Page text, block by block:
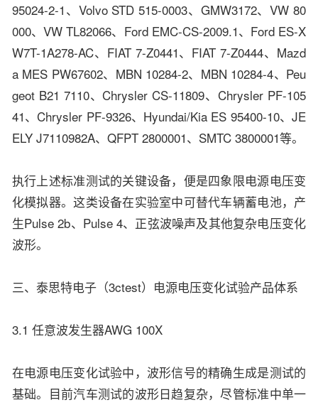
95024-2-1、Volvo STD 515-0003、GMW3172、VW 80
000、VW TL82066、Ford EMC-CS-2009.1、Ford ES-X
W7T-1A278-AC、FIAT 7-Z0441、FIAT 7-Z0444、Mazd
a MES PW67602、MBN 10284-2、MBN 10284-4、Peu
geot B21 7110、Chrysler CS-11809、Chrysler PF-105
41、Chrysler PF-9326、Hyundai/Kia ES 95400-10、JE
ELY J7110982A、QFPT 2800001、SMTC 3800001等。
执行上述标准测试的关键设备，便是四象限电源电压变
化模拟器。这类设备在实验室中可替代车辆蓄电池，产
生Pulse 2b、Pulse 4、正弦波噪声及其他复杂电压变化
波形。
三、泰思特电子（3ctest）电源电压变化试验产品体系
3.1 任意波发生器AWG 100X
在电源电压变化试验中，波形信号的精确生成是测试的
基础。目前汽车测试的波形日趋复杂，尽管标准中单一